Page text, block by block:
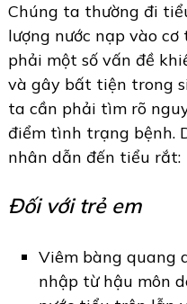
Chúng ta thường đi
lượng nước nạp vào
phải một số vấn đề
và gây bất tiện trong
ta cần phải tìm rõ
điểm tình trạng bệnh.
nhân dẫn đến tiểu rắt:
Đối với trẻ em
Viêm bàng quang
nhập từ hậu môn